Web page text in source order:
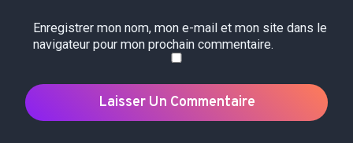
Enregistrer mon nom, mon e-mail et mon site dans le
navigateur pour mon prochain commentaire.